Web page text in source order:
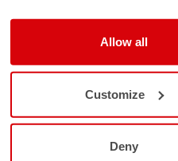
Allow all
Customize
Deny